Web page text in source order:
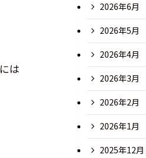
は
2026年6月
2026年5月
2026年4月
2026年3月
2026年2月
2026年1月
2025年12月